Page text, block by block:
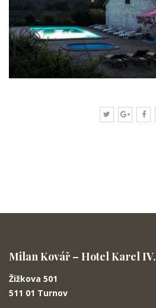
Milan Kovář – Hotel Karel IV.
Žižkova 501
511 01 Turnov